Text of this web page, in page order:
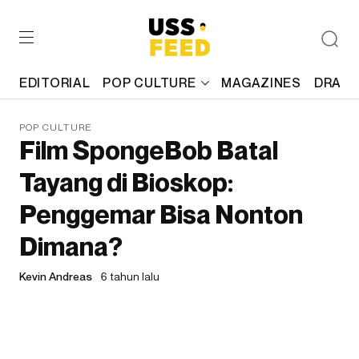
EDITORIAL POP CULTURE MAGAZINES
POP CULTURE
Film SpongeBob Batal
Tayang di Bioskop:
Penggemar Bisa Nonton
Dimana?
Kevin Andreas 6 tahun lalu